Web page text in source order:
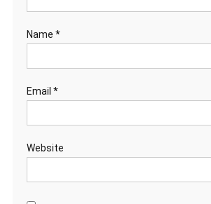
Name *
Email *
Website